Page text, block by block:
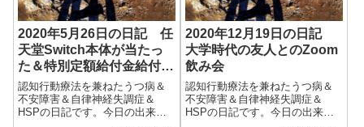
2020年5月26日の日記 任
天堂Switch本体が当たっ
た＆特別定額給付金給付決
定通知書がやってきた
認知行動療法を兼ねたうつ病＆
不安障害＆自律神経失調症＆
HSPの日記です。今日の出来事
2020年12月19日の日記
大学時代の友人とのZoom
飲み会
認知行動療法を兼ねたうつ病＆
不安障害＆自律神経失調症＆
HSPの日記です。今日の出来事